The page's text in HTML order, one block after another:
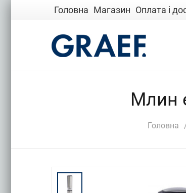
Головна Магазин Оплата і
Млин
Головна